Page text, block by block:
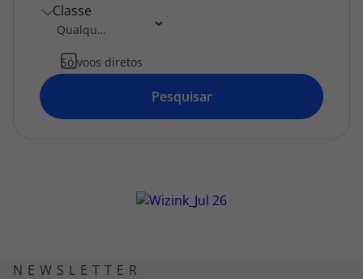
na marcação das suas viagens, tem ainda ao seu dispor o nosso call
center a funcionar todos os dias úteis das 10:00 às 20:00 e Sábado
das 10:00 às 14:00.
topatlantico@topatlantico.com
Classe
Só voos diretos
Pesquisar